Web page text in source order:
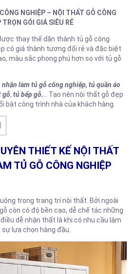
NGHIỆP – NỘI THẤT GỖ CÔNG
TRỌN GÓI GIÁ SIÊU RẺ
thay thế dần thành tủ gỗ công
có giá thành tương đối rẻ và đặc biệt
màu sắc phong phú hơn so với tủ gỗ
nhận làm tủ gỗ công nghiệp, tủ quần áo
gỗ, tủ bếp gỗ,… Tạo nên nội thất gỗ đẹp
bật công trình nhà của khách hàng.
THIẾT KẾ NỘI THẤT
TỦ GỖ CÔNG NGHIỆP
trong trang trí nội thất. Bởi ngoài
còn có độ bền cao, dễ chế tác những
dễ nhận thất là khi có nhu cầu làm
lựa chọn hàng đầu.